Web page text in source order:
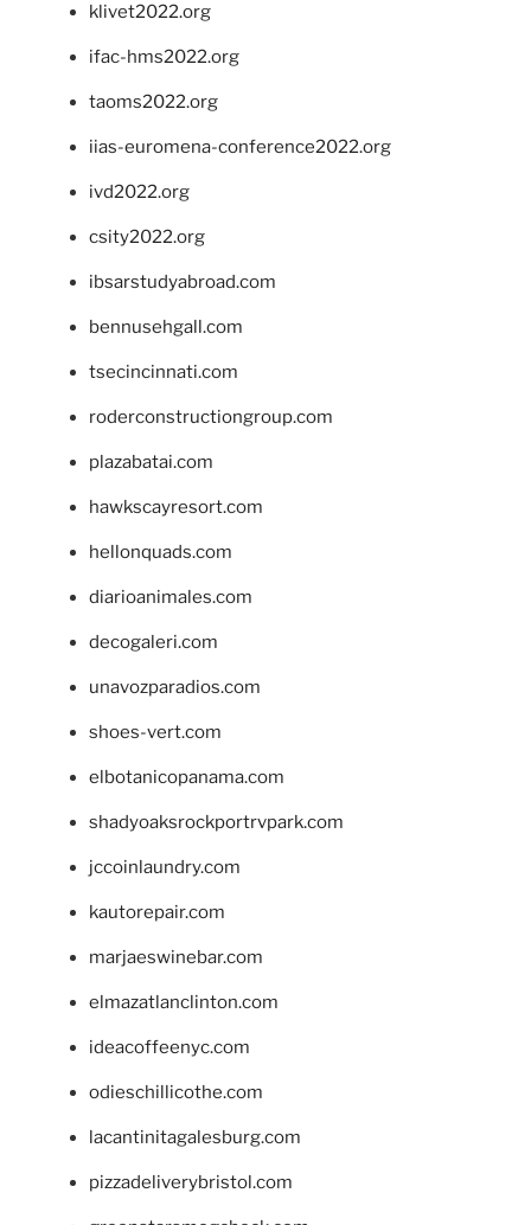
klivet2022.org
ifac-hms2022.org
taoms2022.org
iias-euromena-conference2022.org
ivd2022.org
csity2022.org
ibsarstudyabroad.com
bennusehgall.com
tsecincinnati.com
roderconstructiongroup.com
plazabatai.com
hawkscayresort.com
hellonquads.com
diarioanimales.com
decogaleri.com
unavozparadios.com
shoes-vert.com
elbotanicopanama.com
shadyoaksrockportrvpark.com
jccoinlaundry.com
kautorepair.com
marjaeswinebar.com
elmazatlanclinton.com
ideacoffeenyc.com
odieschillicothe.com
lacantinitagalesburg.com
pizzadeliverybristol.com